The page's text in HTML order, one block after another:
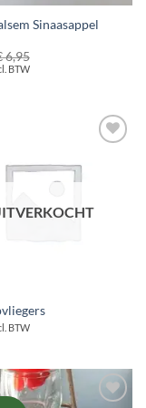
Sinaasappel
6,95
BTW
TOEVOEGEN
AAN
BTW